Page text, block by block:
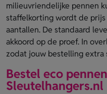
milieuvriendelijke pennen
staffelkorting wordt de
aantallen. De standaard
akkoord op de proef. In
zodat jouw bestelling extra
Bestel eco
Sleutelhangers.nl